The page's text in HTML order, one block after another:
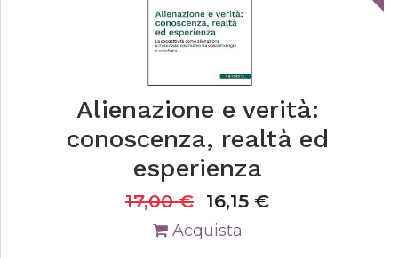
Alienazione e verità:
conoscenza, realtà ed
esperienza
17,00€ 16,15 €
Acquista